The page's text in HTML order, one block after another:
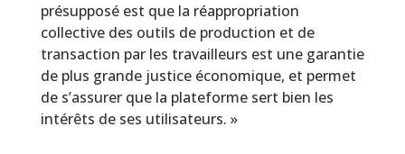
présupposé est que la réappropriation
collective des outils de production et de
transaction par les travailleurs est une garantie
de plus grande justice économique, et permet
de s’assurer que la plateforme sert bien les
intérêts de ses utilisateurs. »